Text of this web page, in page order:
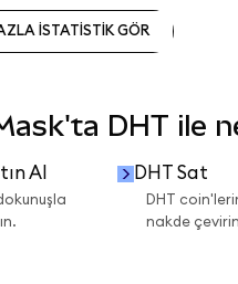
İSTATİSTİK GÖR
DHT ile
Al DHT Sat
DHT
nakde